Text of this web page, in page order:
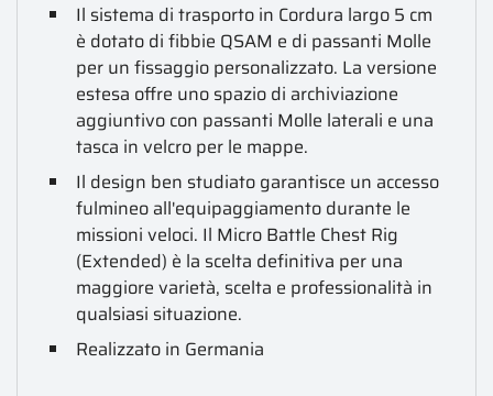
Il sistema di trasporto in Cordura largo 5 cm
è dotato di fibbie QSAM e di passanti Molle
per un fissaggio personalizzato. La versione
estesa offre uno spazio di archiviazione
aggiuntivo con passanti Molle laterali e una
tasca in velcro per le mappe.
Il design ben studiato garantisce un accesso
fulmineo all'equipaggiamento durante le
missioni veloci. Il Micro Battle Chest Rig
(Extended) è la scelta definitiva per una
maggiore varietà, scelta e professionalità in
qualsiasi situazione.
Realizzato in Germania